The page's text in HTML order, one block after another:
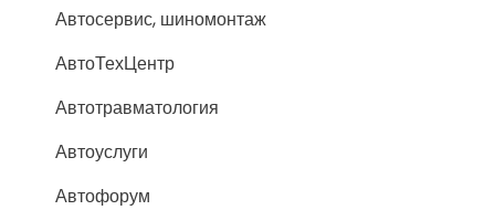
Автосервис, шиномонтаж
АвтоТехЦентр
Автотравматология
Автоуслуги
Автофорум